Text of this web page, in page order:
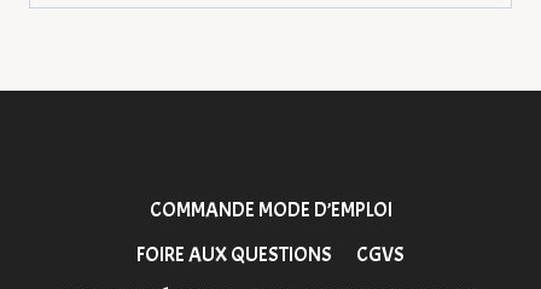
COMMANDE MODE D’EMPLOI
FOIRE AUX QUESTIONS
CGVS